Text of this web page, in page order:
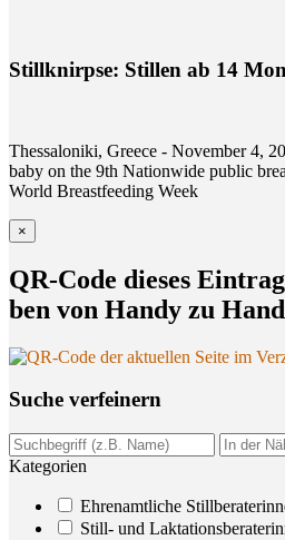
Stillknirpse: Stillen ab 14
Thessaloniki, Greece - November 4,
baby on the 9th Nationwide public
World Breastfeeding Week
×
QR-Code die­ses
ben von Han­dy zu
Suche ver­fei­nern
Kategorien
Ehrenamtliche
Still- und